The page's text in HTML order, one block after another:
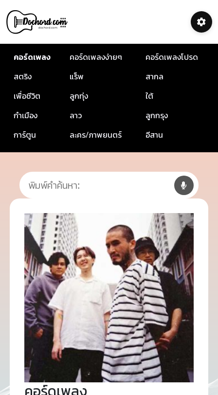
คอร์ดเพลง คอร์ดเพลงง่ายๆ
คอร์ดเพลงโปรด
สตริง
แร็พ
สากล
เพื่อชีวิต
ลูกทุ่ง
ใต้
กำเมือง
ลาว
ลูกกรุง
การ์ตูน
ละคร/ภาพยนตร์ อีสาน
คอร์ดเพลง